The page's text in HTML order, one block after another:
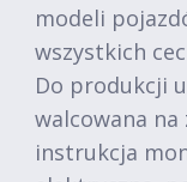
modeli
wszystkich
Do produkcji
walcowana na
instrukcja